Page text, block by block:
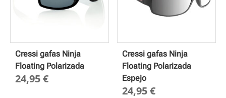
Cressi gafas Ninja
Floating Polarizada
24,95€
Cressi gafas Ninja
Floating Polarizada
Espejo
24,95€